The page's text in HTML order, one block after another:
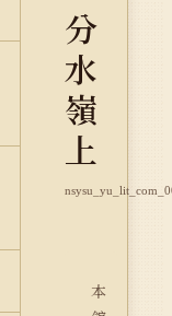
分
水
嶺
上
本